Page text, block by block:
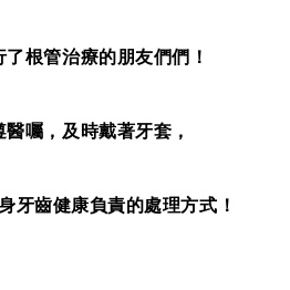
了根管治療的朋友們們！
醫囑，及時戴著牙套，
牙齒健康負責的處理方式！